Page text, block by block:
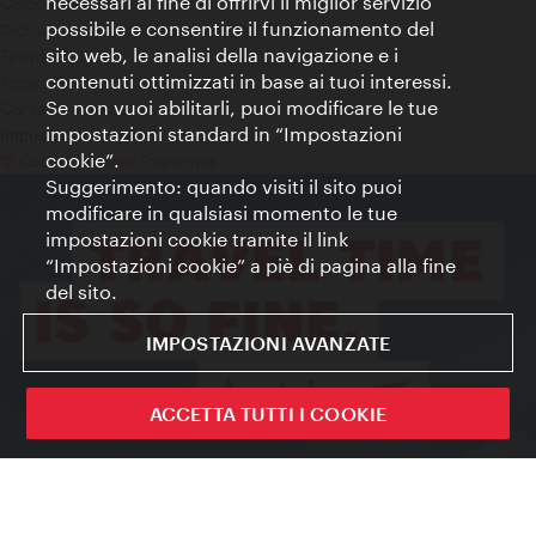
Dichiarazione sulla protezione dei dati
Terms of Use
Accessibilità
Contatto stampa
Impostazioni cookie
© Copyright WienTourismus
possibile e consentire il funzionamento del
sito web, le analisi della navigazione e i
contenuti ottimizzati in base ai tuoi interessi.
Se non vuoi abilitarli, puoi modificare le tue
impostazioni standard in “Impostazioni
cookie”.
Suggerimento: quando visiti il sito puoi
modificare in qualsiasi momento le tue
impostazioni cookie tramite il link
“Impostazioni cookie” a piè di pagina alla fine
del sito.
IMPOSTAZIONI AVANZATE
ACCETTA TUTTI I COOKIE